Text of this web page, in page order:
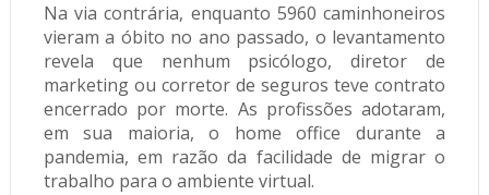
Na via contrária, enquanto 5960 caminhoneiros
vieram a óbito no ano passado, o levantamento
revela que nenhum psicólogo, diretor de
marketing ou corretor de seguros teve contrato
encerrado por morte. As profissões adotaram,
em sua maioria, o home office durante a
pandemia, em razão da facilidade de migrar o
trabalho para o ambiente virtual.